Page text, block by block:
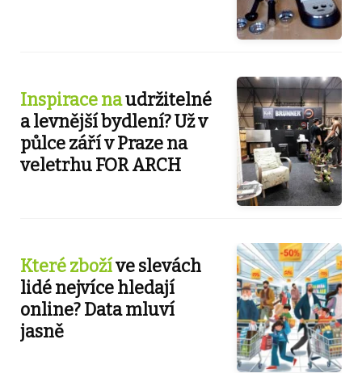
Inspirace naudržitelné
a levnější bydlení? Už v
půlce září v Praze na
veletrhu FOR ARCH
Které zbožíve slevách
lidé nejvíce hledají
online? Data mluví
jasně